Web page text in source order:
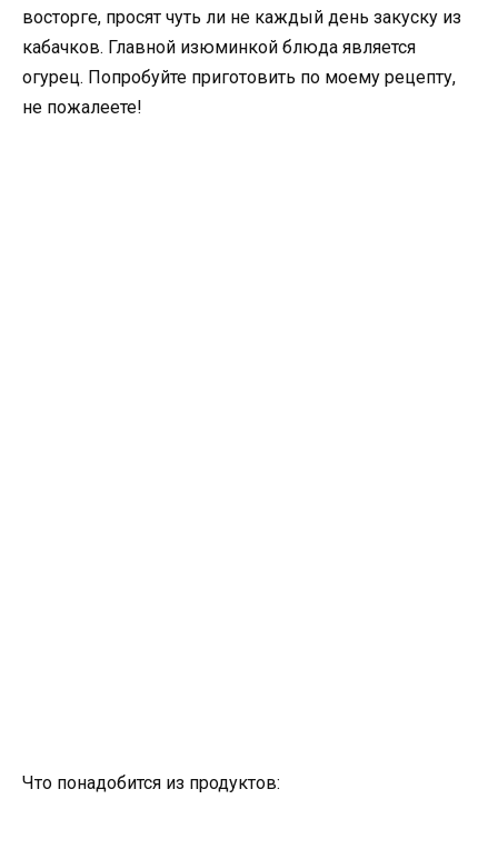
восторге, просят чуть ли не каждый день закуску из
кабачков. Главной изюминкой блюда является
огурец. Попробуйте приготовить по моему рецепту,
не пожалеете!
Что понадобится из продуктов: